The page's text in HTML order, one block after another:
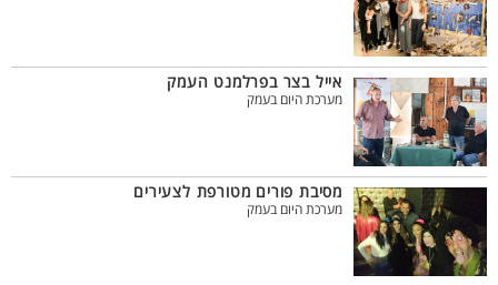
אייל בצר בפרלמנט העמק
מערכת היום בעמק
מסיבת פורים מטורפת לצעירים
מערכת היום בעמק